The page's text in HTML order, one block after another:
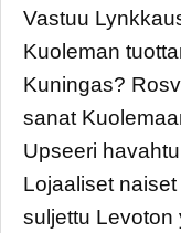
Vastuu
Kuoleman
Kuningas?
sanat
Upseeri
Lojaaliset
suljettu Levoton